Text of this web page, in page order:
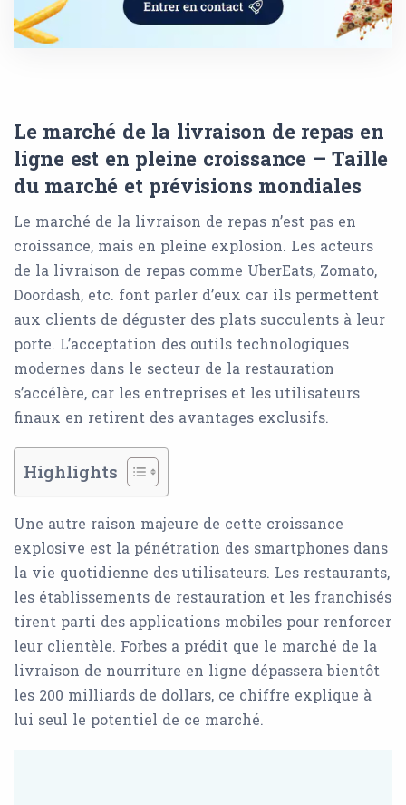
Le marché de la livraison de repas en
ligne est en pleine croissance – Taille
du marché et prévisions mondiales
Le marché de la livraison de repas n’est pas en
croissance, mais en pleine explosion. Les acteurs
de la livraison de repas comme UberEats, Zomato,
Doordash, etc. font parler d’eux car ils permettent
aux clients de déguster des plats succulents à leur
porte. L’acceptation des outils technologiques
modernes dans le secteur de la restauration
s’accélère, car les entreprises et les utilisateurs
finaux en retirent des avantages exclusifs.
Highlights
Une autre raison majeure de cette croissance
explosive est la pénétration des smartphones dans
la vie quotidienne des utilisateurs. Les restaurants,
les établissements de restauration et les franchisés
tirent parti des applications mobiles pour renforcer
leur clientèle. Forbes a prédit que le marché de la
livraison de nourriture en ligne dépassera bientôt
les 200 milliards de dollars, ce chiffre explique à
lui seul le potentiel de ce marché.